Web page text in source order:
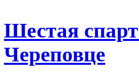
Шестая
Череповце